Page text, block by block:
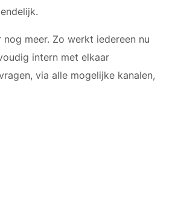
meer. Zo werkt iedereen nu
intern met elkaar
via alle mogelijke kanalen,